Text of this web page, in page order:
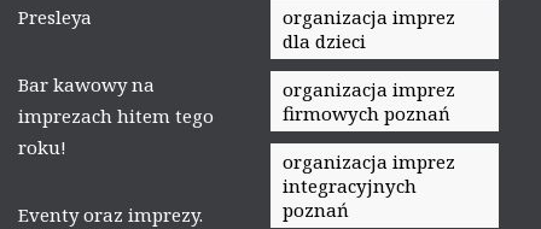
Presleya
Bar kawowy na
imprezach hitem tego
roku!
Eventy oraz imprezy.
organizacja imprez
dla dzieci
organizacja imprez
firmowych poznań
organizacja imprez
integracyjnych
poznań